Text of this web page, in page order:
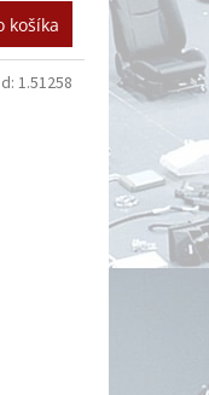
košíka
1.51258